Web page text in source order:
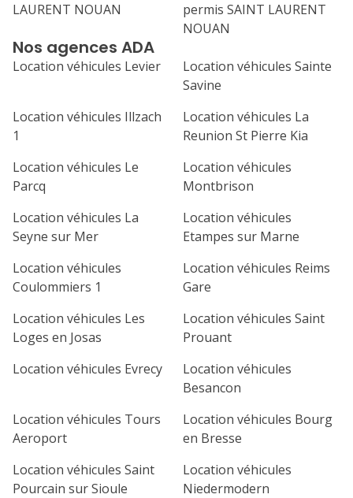
31
lu ma me je
ve
2
7 8 9 10 11
15 16 17
23 24
30
Nos agences ADA
Location véhicules Levier
Location véhicules Sainte
Savine
Location véhicules Illzach
1
Location véhicules La
Reunion St Pierre Kia
Location véhicules Le
Parcq
Location véhicules
Montbrison
Location véhicules La
Seyne sur Mer
Location véhicules
Etampes sur Marne
Location véhicules
Coulommiers 1
Location véhicules Reims
Gare
Location véhicules Les
Loges en Josas
Location véhicules Saint
Prouant
Location véhicules Evrecy
Location véhicules
Besancon
Location véhicules Tours
Aeroport
Location véhicules Bourg
en Bresse
Location véhicules Saint
Pourcain sur Sioule
Location véhicules
Niedermodern
LAURENT NOUAN
permis SAINT LAURENT
NOUAN